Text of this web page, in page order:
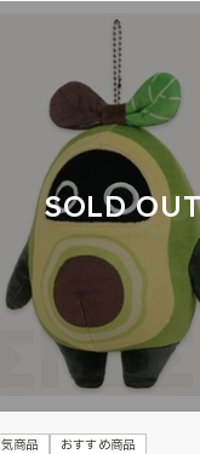
SOLD
気商品 おすすめ商品